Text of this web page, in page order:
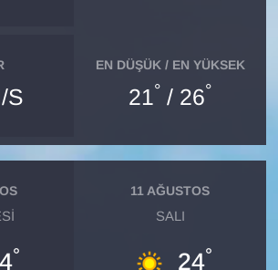
S
EN DÜŞÜK / EN YÜKSEK
21° / 26°
°
11 AĞUSTOS
SALI
24°